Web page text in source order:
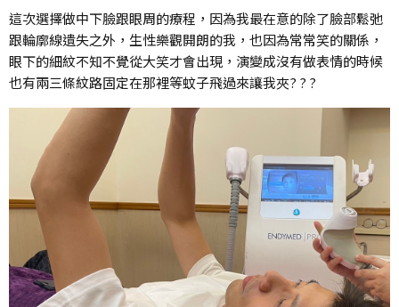
這次選擇做中下臉跟眼周的療程，因為我最在意的除了臉部鬆弛
跟輪廓線遺失之外，生性樂觀開朗的我，也因為常常笑的關係，
眼下的細紋不知不覺從大笑才會出現，演變成沒有做表情的時候
也有兩三條紋路固定在那裡等蚊子飛過來讓我夾? ? ?